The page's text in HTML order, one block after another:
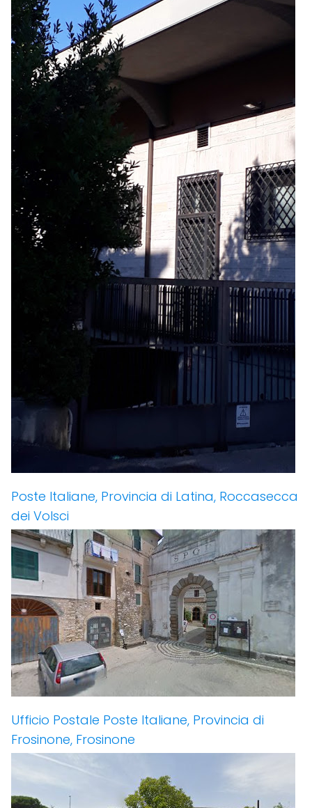
Poste Italiane, Provincia di Latina, Roccasecca
dei Volsci
Ufficio Postale Poste Italiane, Provincia di
Frosinone, Frosinone